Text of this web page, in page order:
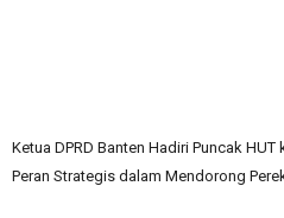
Ketua DPRD Banten Hadiri Puncak
Peran Strategis dalam Mendorong